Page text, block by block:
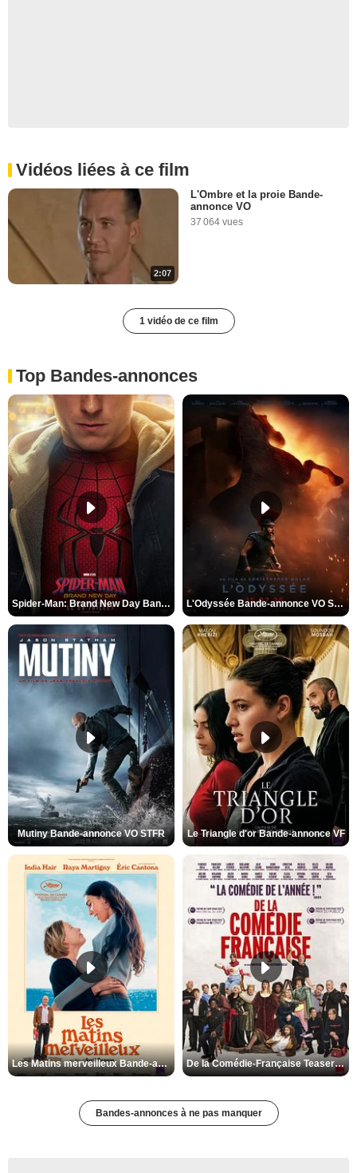
Vidéos liées à ce film
2:07
L'Ombre et la proie Bande-
annonce VO
37 064 vues
1 vidéo de ce film
Top Bandes-annonces
Spider-Man: Brand New Day Bande-annonce VO STFR L'Odyssée Bande-annonce VO STFR
Mutiny Bande-annonce VO STFR Le Triangle d'or Bande-annonce VF
Les Matins merveilleux Bande-annonce VF De la Comédie-Française Teaser VF
Bandes-annonces à ne pas manquer